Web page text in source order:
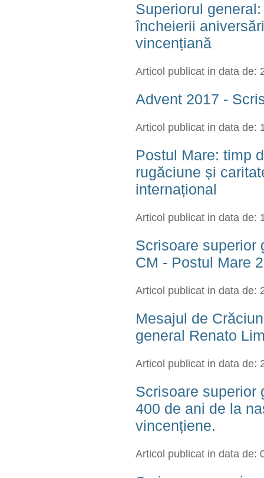
Superiorul
încheierii
vincențiană
Articol publicat in data de:
Advent 2017 -
Articol publicat in data de:
Postul Mare: timp
rugăciune și
internațional
Articol publicat in data de:
Scrisoare superior
CM - Postul Mare
Articol publicat in data de:
Mesajul de
general Renato
Articol publicat in data de:
Scrisoare superior
400 de ani de la
vincențiene.
Articol publicat in data de: